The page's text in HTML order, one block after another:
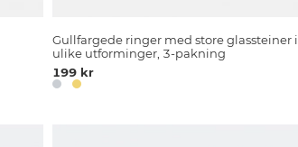
Gullfargede ringer med store glassteiner i
ulike utforminger, 3-pakning
199 kr